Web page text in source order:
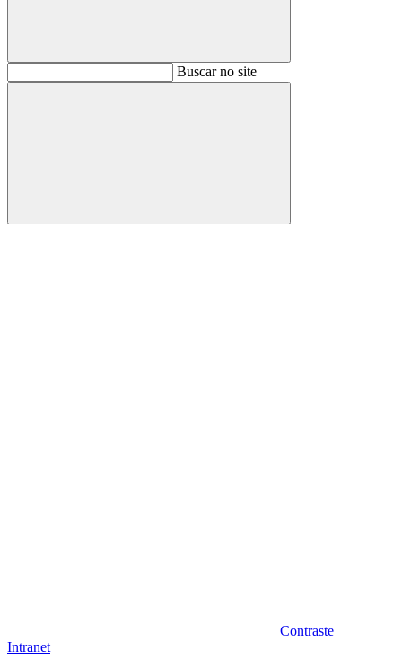
BuscarBuscar no site
Buscar
Contraste
Intranet